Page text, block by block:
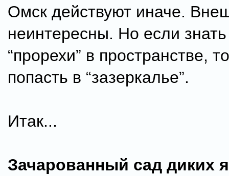
Омск действуют иначе.
неинтересны. Но если
“прорехи” в пространстве,
попасть в “зазеркалье”.
Итак...
Зачарованный сад диких